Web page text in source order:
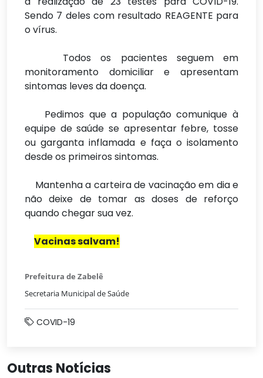
Sendo 7 deles com resultado REAGENTE para
o vírus.
Todos os pacientes seguem em
monitoramento domiciliar e apresentam
sintomas leves da doença.
Pedimos que a população comunique à
equipe de saúde se apresentar febre, tosse
ou garganta inflamada e faça o isolamento
desde os primeiros sintomas.
Mantenha a carteira de vacinação em dia e
não deixe de tomar as doses de reforço
quando chegar sua vez.
Vacinas salvam!
Prefeitura de Zabelê
Secretaria Municipal de Saúde
COVID-19
Outras Notícias